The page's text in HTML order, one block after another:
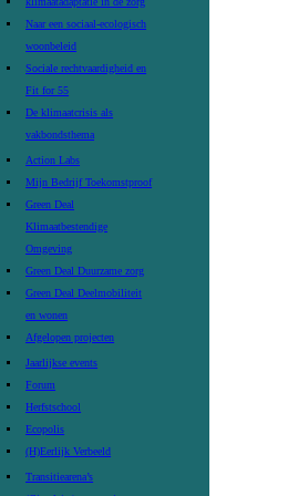
Naar een sociaal-ecologisch
woonbeleid
Sociale rechtvaardigheid en
Fit for 55
De klimaatcrisis als
vakbondsthema
Action Labs
Mijn Bedrijf Toekomstproof
Green Deal
Klimaatbestendige
Omgeving
Green Deal Duurzame zorg
Green Deal Deelmobiliteit
en wonen
Afgelopen projecten
Jaarlijkse events
Forum
Herfstschool
Ecopolis
(H)Eerlijk Verbeeld
Transitiearena’s